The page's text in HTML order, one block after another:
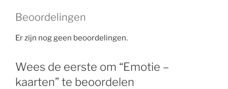
Beoordelingen
Er zijn nog geen beoordelingen.
Wees de eerste om “Emotie –
kaarten” te beoordelen